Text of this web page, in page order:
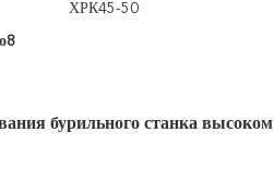
ХРК45-50
бурильного станка высоком